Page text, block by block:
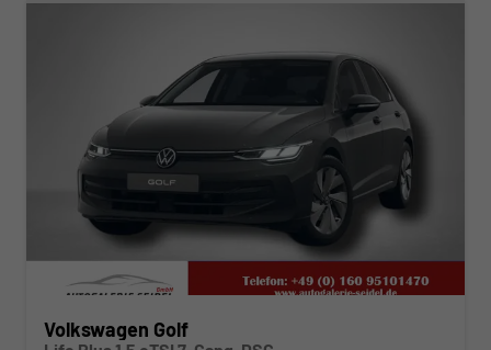
Volkswagen Golf